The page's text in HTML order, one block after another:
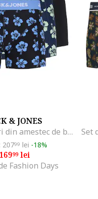
& JONES
Set de boxeri din amestec de bumbac organic - 3 perechi, Negru/Albastru ultramarin/Albastru deschis
20799 lei -18%
16999lei
Fashion Days